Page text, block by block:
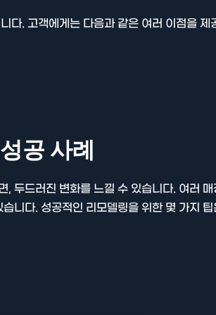
다. 고객에게는 다음과 같은 여러 이점을 제
공 사례
두드러진 변화를 느낄 수 있습니다. 여러 매
니다. 성공적인 리모델링을 위한 몇 가지